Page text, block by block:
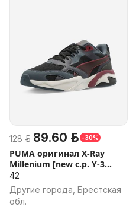
128 р. 89.60 р. -30%
PUMA оригинал X-Ray
Millenium [new c.p. Y-3
stone]
42
Другие города, Брестская
обл.